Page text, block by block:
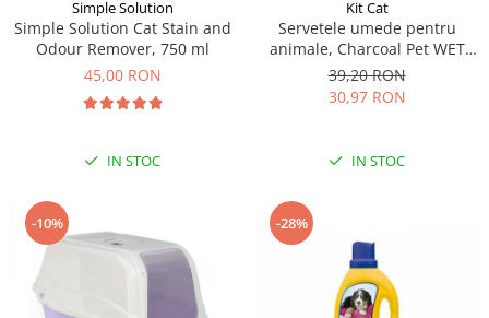
Sampoane si Balsamuri
Servetele Umede
Covorase absorbante
Solutii Atractante si repelente
Custi transport - Pisici
Jucarii Pisici
Lese, Hamuri si Zgarzi
Paturi, perne si cosuri pentru pisici
Simple Solution
Simple Solution Cat Stain and
Odour Remover, 750 ml
45,00 RON
IN STOC
Kit Cat
Servetele umede pentru
animale, Charcoal Pet WET
Wipes, BABY POWDER- pachet
80 buc
39,20 RON
30,97 RON
IN STOC
-10% -28%